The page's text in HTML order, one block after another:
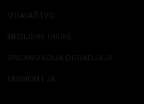
IZDAVAŠTVO
MEDIJSKE OBUKE
ORGANIZACIJA DOGADJAJA
EKONOM I JA